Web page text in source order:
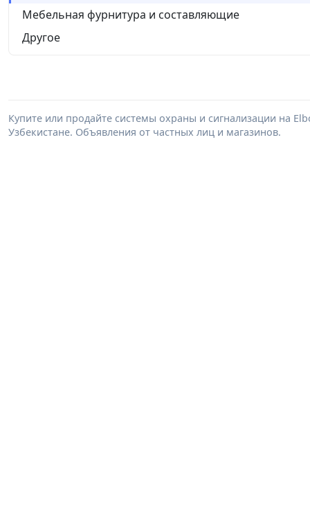
Мебельная фурнитура и составляющие
Другое
Купите или продайте системы охраны и сигнализации на
Узбекистане. Объявления от частных лиц и магазинов.